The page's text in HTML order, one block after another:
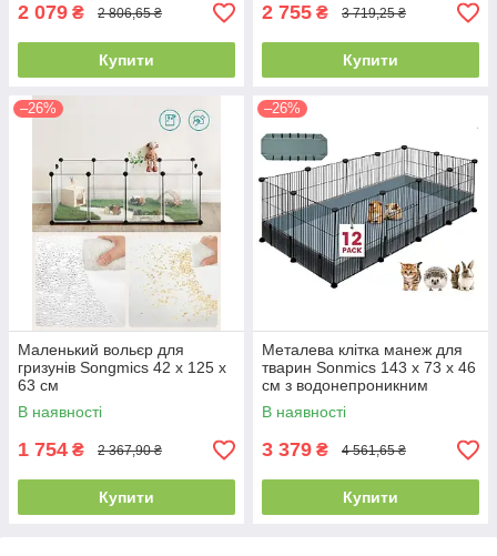
2 079 ₴ 2 806,65 ₴
Купити
2 755 ₴ 3 719,25 ₴
Купити
–26%
Маленький вольєр для
гризунів Songmics 42 x 125 x
63 см
В наявності
1 754 ₴ 2 367,90 ₴
Купити
–26%
Металева клітка манеж для
тварин Sonmics 143 х 73 х 46
см з водонепроникним
килимком
В наявності
3 379 ₴ 4 561,65 ₴
Купити